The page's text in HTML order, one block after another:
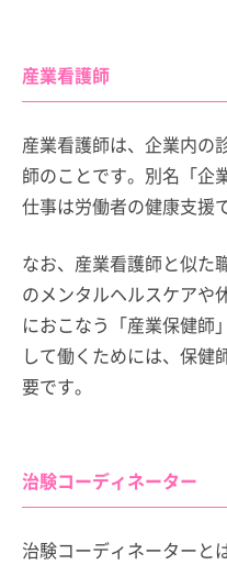
産業看護師
産業看護師は、企業内の
師のことです。別名「企
仕事は労働者の健康支援
なお、産業看護師と似た
のメンタルヘルスケアや
におこなう「産業保健師
して働くためには、保健
要です。
治験コーディネーター
治験コーディネーターと